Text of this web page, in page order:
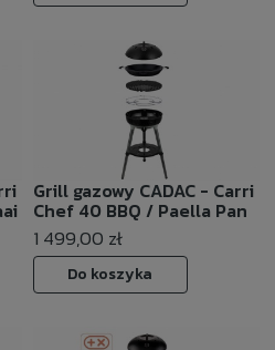
Grill gazowy CADAC - Carri
Chef 40 BBQ / Paella Pan
1 499,00 zł
Do koszyka